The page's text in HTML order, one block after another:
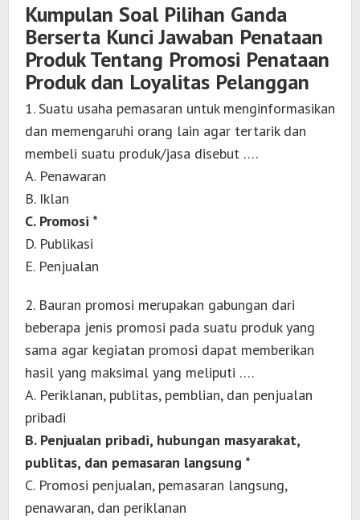
Kumpulan Soal Pilihan Ganda
Berserta Kunci Jawaban Penataan
Produk Tentang Promosi Penataan
Produk dan Loyalitas Pelanggan
1. Suatu usaha pemasaran untuk menginformasikan
dan memengaruhi orang lain agar tertarik dan
membeli suatu produk/jasa disebut ….
A. Penawaran
B. Iklan
C. Promosi *
D. Publikasi
E. Penjualan
2. Bauran promosi merupakan gabungan dari
beberapa jenis promosi pada suatu produk yang
sama agar kegiatan promosi dapat memberikan
hasil yang maksimal yang meliputi ….
A. Periklanan, publitas, pemblian, dan penjualan
pribadi
B. Penjualan pribadi, hubungan masyarakat,
publitas, dan pemasaran langsung *
C. Promosi penjualan, pemasaran langsung,
penawaran, dan periklanan